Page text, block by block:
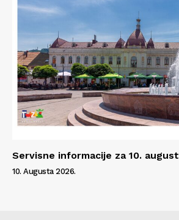
Servisne informacije za 10. august
10. Augusta 2026.